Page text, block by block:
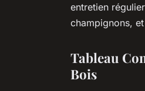
entretien
champignons,
Tableau
Bois